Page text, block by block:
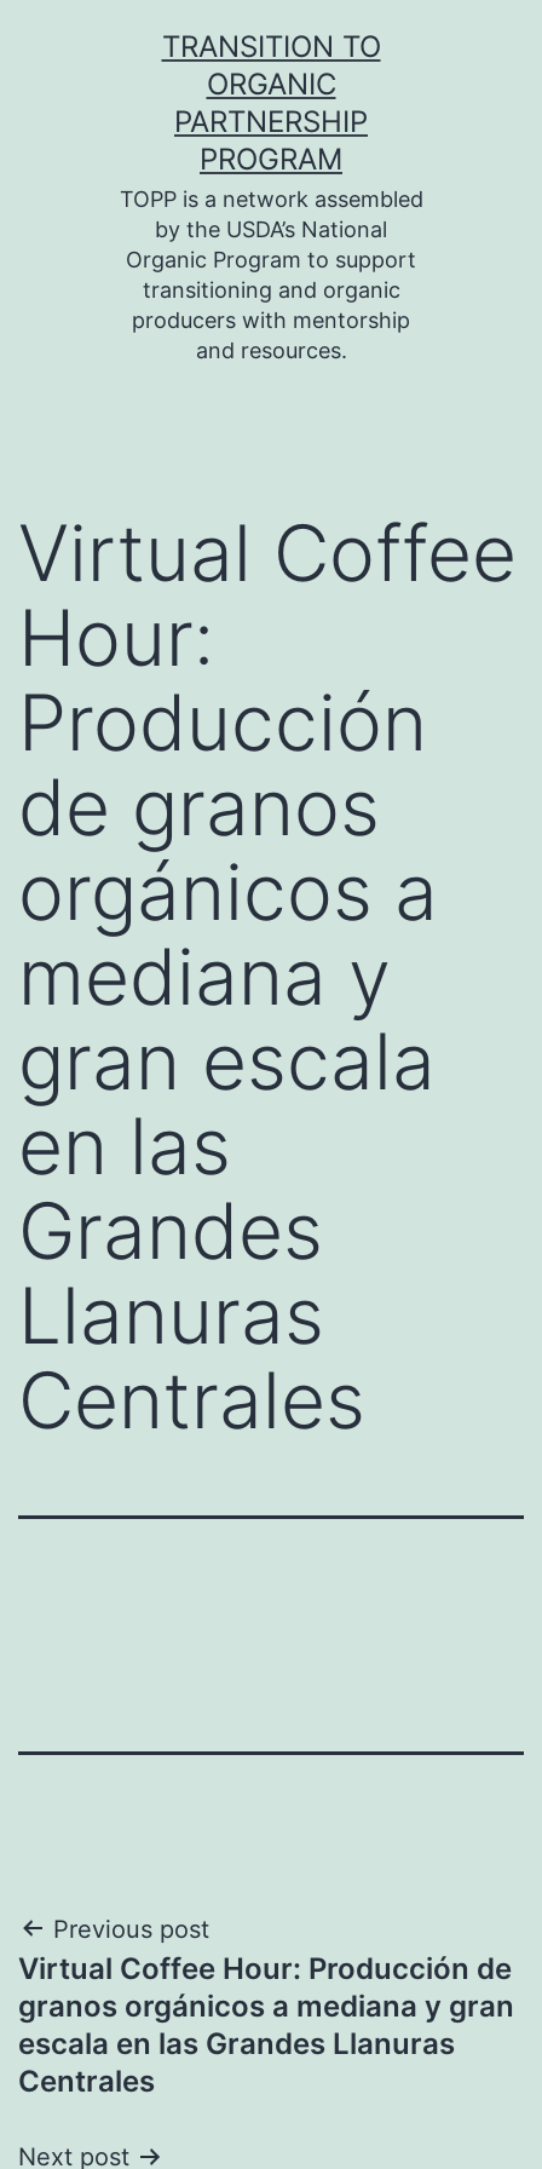
TRANSITION TO
ORGANIC
PARTNERSHIP
PROGRAM
TOPP is a network assembled
by the USDA’s National
Organic Program to support
transitioning and organic
producers with mentorship
and resources.
Virtual Coffee
Hour:
Producción
de granos
orgánicos a
mediana y
gran escala
en las
Grandes
Llanuras
Centrales
Navegación
de
entradas
Previous post
Virtual Coffee Hour: Producción de
granos orgánicos a mediana y gran
escala en las Grandes Llanuras
Centrales
Next post